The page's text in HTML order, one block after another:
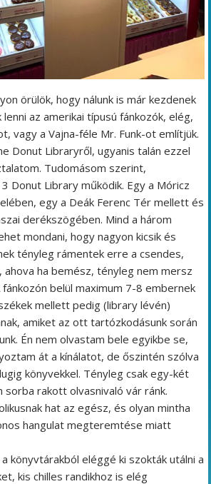
örülök, hogy nálunk is már kezdenek
az amerikai típusú fánkozók, elég,
vagy a Vajna-féle Mr. Funk-ot említjük.
Donut Libraryről, ugyanis talán ezzel
Tudomásom szerint,
Donut Library működik. Egy a Móricz
egy a Deák Ferenc Tér mellett és
derékszögében. Mind a három
mondani, hogy nagyon kicsik és
tényleg rámentek erre a csendes,
ha bemész, tényleg nem mersz
fánkozón belül maximum 7-8 embernek
mellett pedig (library lévén)
amiket az ott tartózkodásunk során
Én nem olvastam bele egyikbe se,
át a kínálatot, de őszintén szólva
könyvekkel. Tényleg csak egy-két
sorba rakott olvasnivaló vár ránk.
hat az egész, és olyan mintha
hangulat megteremtése miatt
könyvtárakból eléggé ki szokták utálni a
kis chilles randikhoz is elég